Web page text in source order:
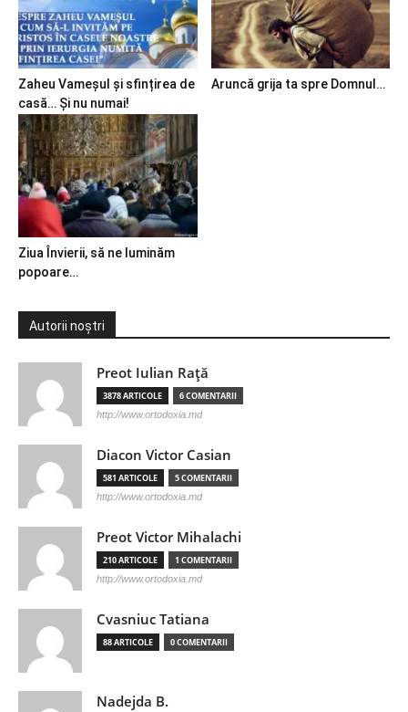
Zaheu Vameșul și sfințirea de
casă… Și nu numai!
Aruncă grija ta spre Domnul…
Ziua Învierii, să ne luminăm
popoare…
Autorii noștri
Preot Iulian Raţă
3878 ARTICOLE 6 COMENTARII
http://www.ortodoxia.md
Diacon Victor Casian
581 ARTICOLE 5 COMENTARII
http://www.ortodoxia.md
Preot Victor Mihalachi
210 ARTICOLE 1 COMENTARII
http://www.ortodoxia.md
Cvasniuc Tatiana
88 ARTICOLE 0 COMENTARII
Nadejda B.